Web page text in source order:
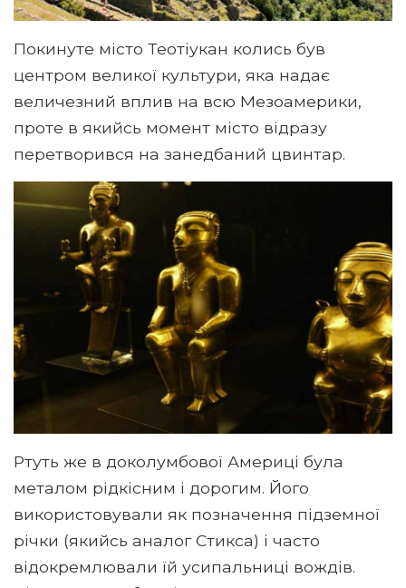
Покинуте місто Теотіукан колись був
центром великої культури, яка надає
величезний вплив на всю Мезоамерики,
проте в якийсь момент місто відразу
перетворився на занедбаний цвинтар.
Ртуть же в доколумбової Америці була
металом рідкісним і дорогим. Його
використовували як позначення підземної
річки (якийсь аналог Стикса) і часто
відокремлювали їй усипальниці вождів.